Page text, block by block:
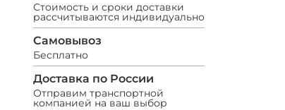
Стоимость и сроки доставки
рассчитываются индивидуально
Самовывоз
Бесплатно
Доставка по России
Отправим транспортной
компанией на ваш выбор